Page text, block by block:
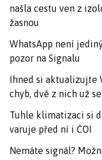
našla cestu ven z
žasnou
WhatsApp není
pozor na Signalu
Ihned si aktualizujte
chyb, dvě z nich už
Tuhle klimatizaci si
varuje před ní i ČOI
Nemáte signál?